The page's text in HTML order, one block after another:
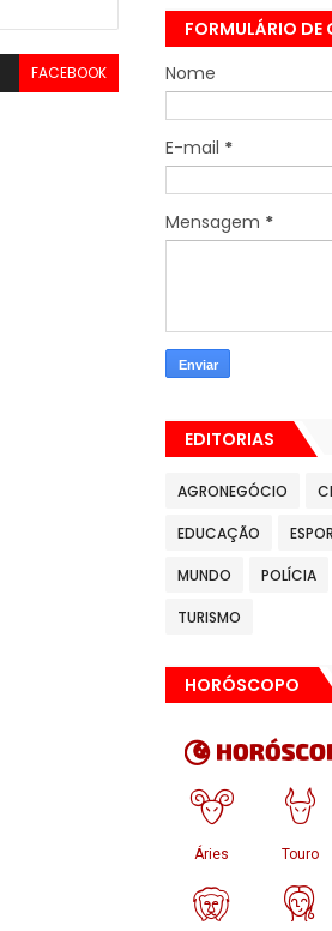
FACEBOOK
FORMULÁRIO DE
Nome
E-mail *
Mensagem *
EDITORIAS
AGRONEGÓCIO
EDUCAÇÃO
MUNDO POLÍCIA
TURISMO
HORÓSCOPO